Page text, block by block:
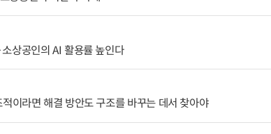
상공인의 AI 활용률 높인다
이라면 해결 방안도 구조를 바꾸는 데서 찾아야